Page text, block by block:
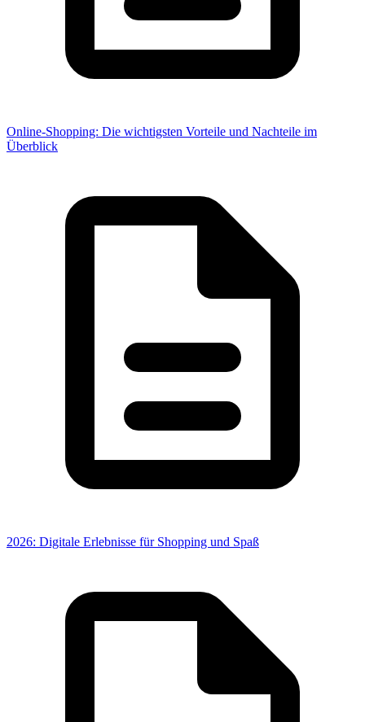
Online-Shopping: Die wichtigsten Vorteile und Nachteile im
Überblick
2026: Digitale Erlebnisse für Shopping und Spaß